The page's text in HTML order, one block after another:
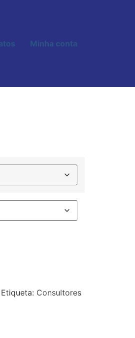
Minha conta
Etiqueta: Consultores